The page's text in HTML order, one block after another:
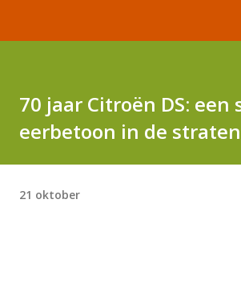
70 jaar Citroën DS: een
eerbetoon in de
21 oktober